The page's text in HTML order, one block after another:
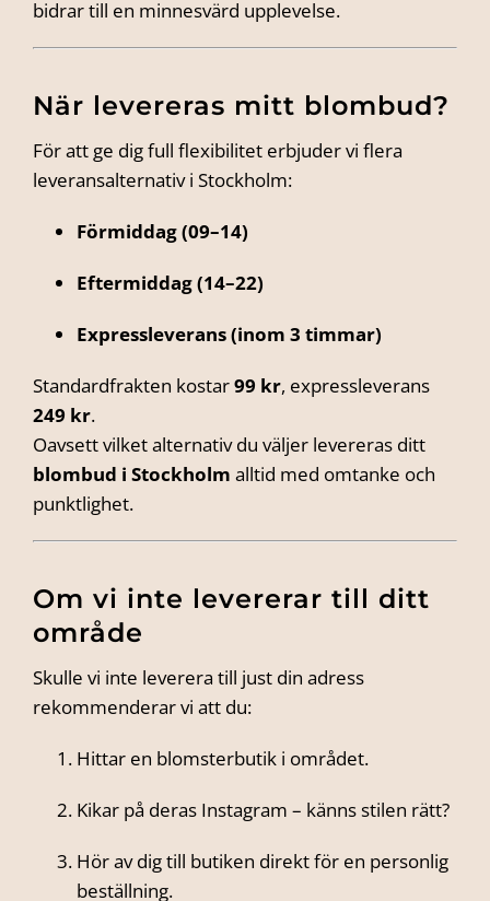
bidrar till en minnesvärd upplevelse.
När levereras mitt blombud?
För att ge dig full flexibilitet erbjuder vi flera
leveransalternativ i Stockholm:
Förmiddag (09–14)
Eftermiddag (14–22)
Expressleverans (inom 3 timmar)
Standardfrakten kostar99 kr, expressleverans
249 kr.
Oavsett vilket alternativ du väljer levereras ditt
blombud i Stockholm alltid med omtanke och
punktlighet.
Om vi inte levererar till ditt
område
Skulle vi inte leverera till just din adress
rekommenderar vi att du:
Hittar en blomsterbutik i området.
Kikar på deras Instagram – känns stilen rätt?
Hör av dig till butiken direkt för en personlig
beställning.